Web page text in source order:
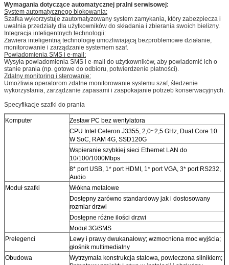
Wymagania dotyczące automatycznej pralni serwisowej:
System automatycznego blokowania:
Szafka wykorzystuje zautomatyzowany system zamykania, który zabezpiecza i
uwalnia przedziały dla użytkowników do składania i zbierania swoich bielizny.
Integracja inteligentnych technologii:
Zawiera inteligentną technologię umożliwiającą bezproblemowe działanie,
monitorowanie i zarządzanie systemem szaf.
Powiadomienia SMS i e-mail:
Wysyła powiadomienia SMS i e-mail do użytkowników, aby powiadomić ich o
stanie prania (np. gotowe do odbioru, potwierdzenie płatności).
Zdalny monitoring i sterowanie:
Umożliwia operatorom zdalne monitorowanie systemu szaf, śledzenie
wykorzystania, zarządzanie zapasami i zaspokajanie potrzeb konserwacyjnych.
Specyfikacje szafki do prania
Komputer
Zestaw PC bez wentylatora
CPU Intel Celeron J3355, 2,0~2,5 GHz, Dual Core 10
W SoC, RAM 4G, SSD120G
Wspieranie szybkiej sieci Ethernet LAN do
10/100/1000Mbps
8* port USB, 1* port HDMI, 1* port VGA, 3* port RS232,
Audio
Moduł szafki
Włókna metalowe
Dostępny zarówno standardowy jak i dostosowany
rozmiar drzwi
Dostępne różne ilości drzwi
Moduł 3G/SMS
Prelegenci
Lewy i prawy dwukanałowy; wzmocniona moc wyjścia;
głośnik multimedialny
Obudowa
Wytrzymała konstrukcja stalowa, powleczona silnikiem;